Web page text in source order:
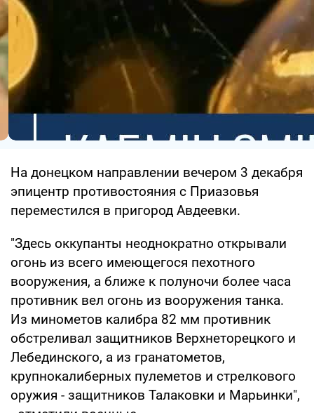
На донецком направлении вечером 3 декабря
эпицентр противостояния с Приазовья
переместился в пригород Авдеевки.
"Здесь оккупанты неоднократно открывали
огонь из всего имеющегося пехотного
вооружения, а ближе к полуночи более часа
противник вел огонь из вооружения танка.
Из минометов калибра 82 мм противник
обстреливал защитников Верхнеторецкого и
Лебединского, а из гранатометов,
крупнокалиберных пулеметов и стрелкового
оружия - защитников Талаковки и Марьинки",